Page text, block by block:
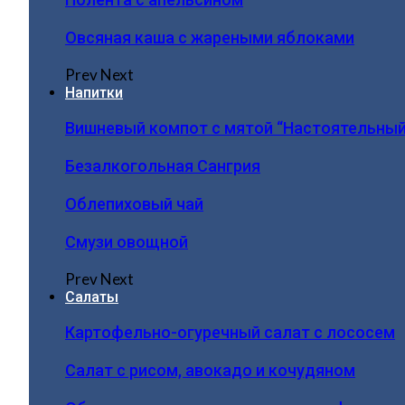
Овсяная каша с жареными яблоками
PrevNext
Напитки
Вишневый компот с мятой
Безалкогольная Сангрия
Облепиховый чай
Смузи овощной
PrevNext
Салаты
Картофельно-огуречный салат с лососем
Салат с рисом, авокадо и кочудяном